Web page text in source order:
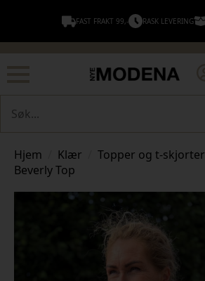
FAST FRAKT 99,- RASK LEVERING
Hjem Klær Topper og t-skjorter
Beverly Top